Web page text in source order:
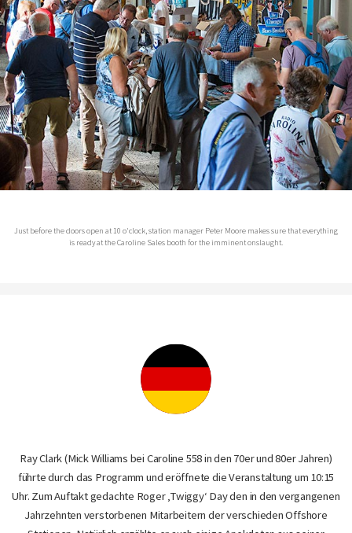
Just before the doors open at 10 o'clock, station manager Peter Moore makes sure that everything
is ready at the Caroline Sales booth for the imminent onslaught.
Ray Clark (Mick Williams bei Caroline 558 in den 70er und 80er Jahren)
führte durch das Programm und eröffnete die Veranstaltung um 10:15
Uhr. Zum Auftakt gedachte Roger ‚Twiggy‘ Day den in den vergangenen
Jahrzehnten verstorbenen Mitarbeitern der verschieden Offshore